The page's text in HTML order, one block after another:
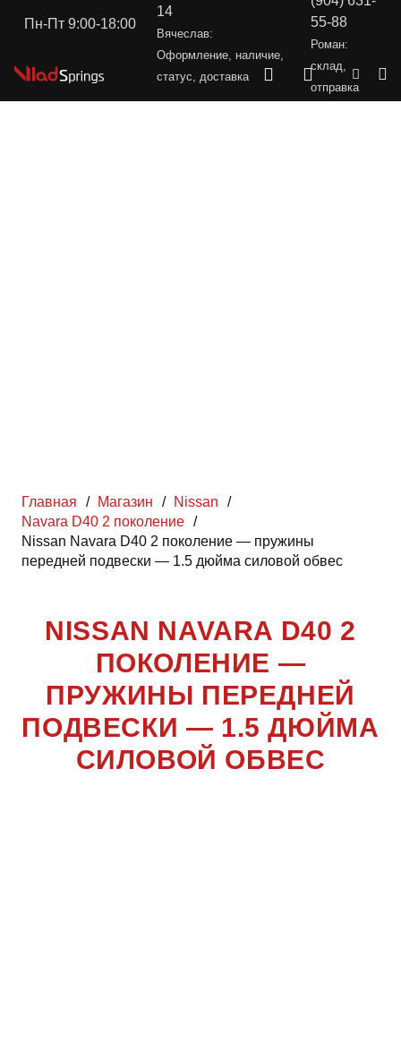
Пн-Пт 9:00-18:00
14
Вячеслав:
Оформление, наличие,
статус, доставка
55-88
Роман:
склад,
отправка
Главная / Магазин / Nissan
/
Navara D40 2 поколение /
Nissan Navara D40 2 поколение — пружины
передней подвески — 1.5 дюйма силовой обвес
NISSAN NAVARA D40 2
ПОКОЛЕНИЕ —
ПРУЖИНЫ ПЕРЕДНЕЙ
ПОДВЕСКИ — 1.5 ДЮЙМА
СИЛОВОЙ ОБВЕС